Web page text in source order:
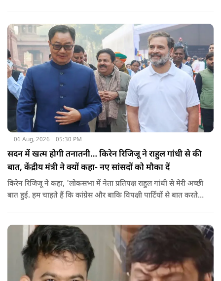
06 Aug, 2026 05:30 PM
सदन में खत्म होगी तनातनी… किरेन रिजिजू ने राहुल गांधी से की
बात, केंद्रीय मंत्री ने क्यों कहा- नए सांसदों को मौका दें
किरेन रिजिजू ने कहा, 'लोकसभा में नेता प्रतिपक्ष राहुल गांधी से मेरी अच्छी
बात हुई. हम चाहते हैं कि कांग्रेस और बाकि विपक्षी पार्टियों से बात करते